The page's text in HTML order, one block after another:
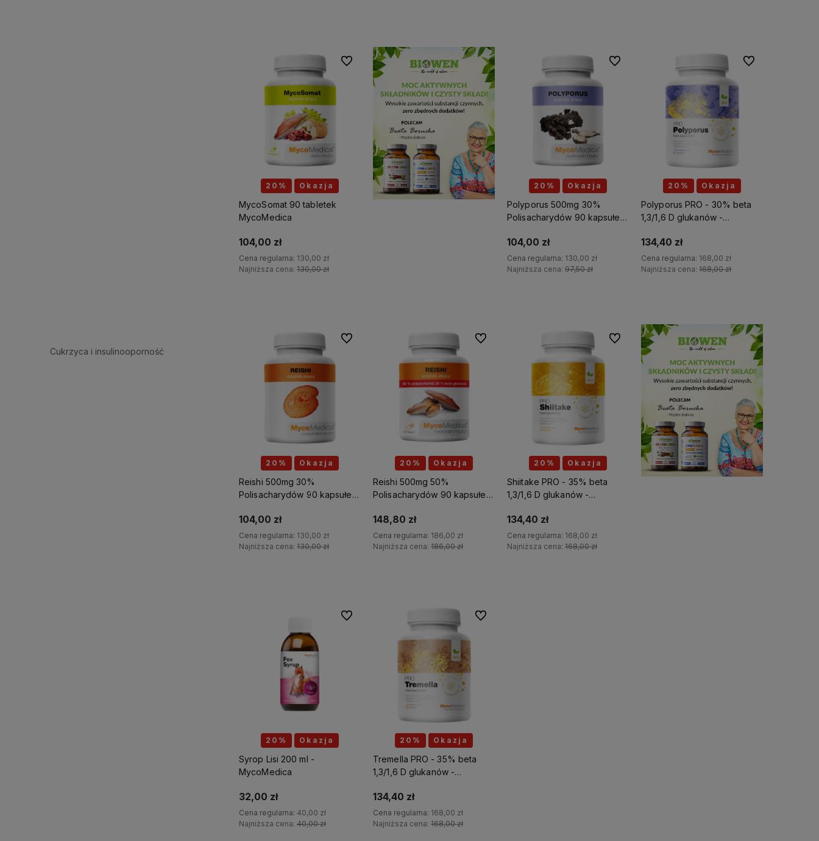
Cukrzyca i insulinooporność
20% Okazja
MycoSomat 90 tabletek
MycoMedica
104,00 zł
Cena regularna: 130,00 zł
Najniższa cena: 130,00 zł
Do ulubionych
20% Okazja
Polyporus 500mg 30%
Polisacharydów 90 kapsułek
104,00 zł
Cena regularna: 130,00 zł
Najniższa cena: 97,50 zł
Do ulubionych
20% Okazja
Polyporus PRO - 30% beta
1,3/1,6 D glukanów -
MycoMedica
134,40 zł
Cena regularna: 168,00 zł
Najniższa cena: 168,00 zł
Do ulubionych
20% Okazja
Reishi 500mg 30%
Polisacharydów 90 kapsułek
104,00 zł
Cena regularna: 130,00 zł
Najniższa cena: 130,00 zł
Do ulubionych
20% Okazja
Reishi 500mg 50%
Polisacharydów 90 kapsułek
148,80 zł
Cena regularna: 186,00 zł
Najniższa cena: 186,00 zł
Do ulubionych
20% Okazja
Shiitake PRO - 35% beta
1,3/1,6 D glukanów -
MycoMedica
134,40 zł
Cena regularna: 168,00 zł
Najniższa cena: 168,00 zł
Do ulubionych
20% Okazja
Syrop Lisi 200 ml -
MycoMedica
32,00 zł
Cena regularna: 40,00 zł
Najniższa cena: 40,00 zł
Do ulubionych
20% Okazja
Tremella PRO - 35% beta
1,3/1,6 D glukanów -
MycoMedica
134,40 zł
Cena regularna: 168,00 zł
Najniższa cena: 168,00 zł
Do ulubionych
Rabat 7 %
Zostaw swój adres mailowy, aby
otrzymać rabat 7% na zakupy w
herbario.pl
Podaj swój adres e-mail